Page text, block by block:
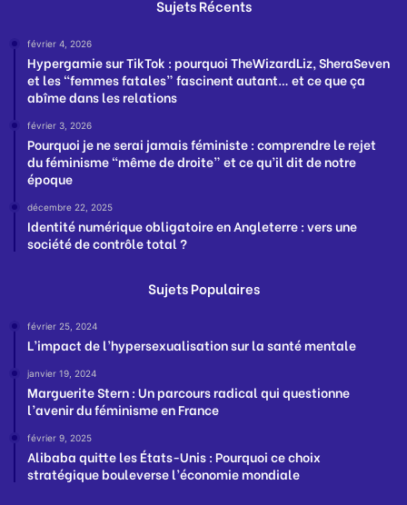
Sujets Récents
février 4, 2026
Hypergamie sur TikTok : pourquoi TheWizardLiz, SheraSeven
et les “femmes fatales” fascinent autant… et ce que ça
abîme dans les relations
février 3, 2026
Pourquoi je ne serai jamais féministe : comprendre le rejet
du féminisme “même de droite” et ce qu’il dit de notre
époque
décembre 22, 2025
Identité numérique obligatoire en Angleterre : vers une
société de contrôle total ?
Sujets Populaires
février 25, 2024
L’impact de l’hypersexualisation sur la santé mentale
janvier 19, 2024
Marguerite Stern : Un parcours radical qui questionne
l’avenir du féminisme en France
février 9, 2025
Alibaba quitte les États-Unis : Pourquoi ce choix
stratégique bouleverse l’économie mondiale